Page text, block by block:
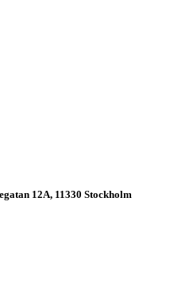
12A, 11330 Stockholm